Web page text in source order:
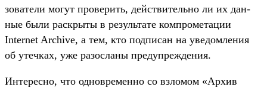
зовате­ли могут про­верить, дей­стви­тель­но ли их дан­
ные были рас­кры­ты в резуль­тате ком­про­мета­ции
Internet Archive, а тем, кто под­писан на уве­дом­ления
об утеч­ках, уже разос­ланы пре­дуп­режде­ния.
Ин­терес­но, что одновре­мен­но со взло­мом «Архив